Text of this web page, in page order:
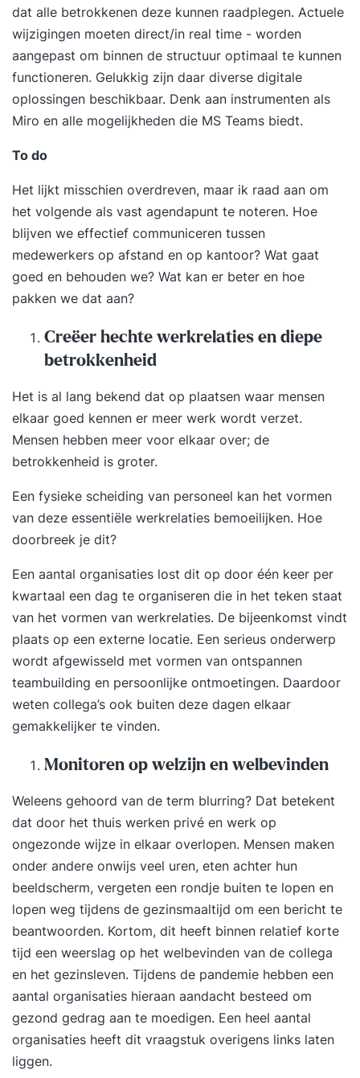
dat alle betrokkenen deze kunnen raadplegen. Actuele
wijzigingen moeten direct/in real time - worden
aangepast om binnen de structuur optimaal te kunnen
functioneren. Gelukkig zijn daar diverse digitale
oplossingen beschikbaar. Denk aan instrumenten als
Miro en alle mogelijkheden die MS Teams biedt.
To do
Het lijkt misschien overdreven, maar ik raad aan om
het volgende als vast agendapunt te noteren. Hoe
blijven we effectief communiceren tussen
medewerkers op afstand en op kantoor? Wat gaat
goed en behouden we? Wat kan er beter en hoe
pakken we dat aan?
Creëer hechte werkrelaties en diepe
betrokkenheid
Het is al lang bekend dat op plaatsen waar mensen
elkaar goed kennen er meer werk wordt verzet.
Mensen hebben meer voor elkaar over; de
betrokkenheid is groter.
Een fysieke scheiding van personeel kan het vormen
van deze essentiële werkrelaties bemoeilijken. Hoe
doorbreek je dit?
Een aantal organisaties lost dit op door één keer per
kwartaal een dag te organiseren die in het teken staat
van het vormen van werkrelaties. De bijeenkomst vindt
plaats op een externe locatie. Een serieus onderwerp
wordt afgewisseld met vormen van ontspannen
teambuilding en persoonlijke ontmoetingen. Daardoor
weten collega’s ook buiten deze dagen elkaar
gemakkelijker te vinden.
Monitoren op welzijn en welbevinden
Weleens gehoord van de term blurring? Dat betekent
dat door het thuis werken privé en werk op
ongezonde wijze in elkaar overlopen. Mensen maken
onder andere onwijs veel uren, eten achter hun
beeldscherm, vergeten een rondje buiten te lopen en
lopen weg tijdens de gezinsmaaltijd om een bericht te
beantwoorden. Kortom, dit heeft binnen relatief korte
tijd een weerslag op het welbevinden van de collega
en het gezinsleven. Tijdens de pandemie hebben een
aantal organisaties hieraan aandacht besteed om
gezond gedrag aan te moedigen. Een heel aantal
organisaties heeft dit vraagstuk overigens links laten
liggen.